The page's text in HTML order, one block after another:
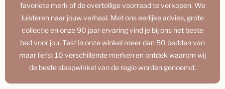
favoriete merk of de overtollige voorraad te verkopen. We
luisteren naar jouw verhaal. Met ons eerlijke advies, grote
collectie en onze 90 jaar ervaring vind je bij ons het beste
bed voor jou. Test in onze winkel meer dan 50 bedden van
maar liefst 10 verschillende merken en ontdek waarom wij
de beste slaapwinkel van de regio worden genoemd.